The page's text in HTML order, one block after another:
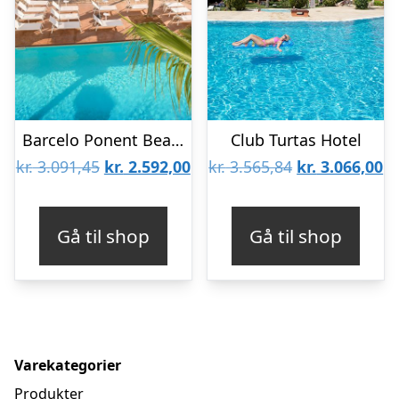
Barcelo Ponent Beach
kr.3.091,45 Den
kr. 3.091,45.
kr. 2.592,00Den
kr. 2.592,00.
Gå til shop
Club Turtas Hotel
kr.3.565,84 Den
kr. 3.565,84.
kr. 3.066,00
Gå til shop
Varekategorier
Produkter